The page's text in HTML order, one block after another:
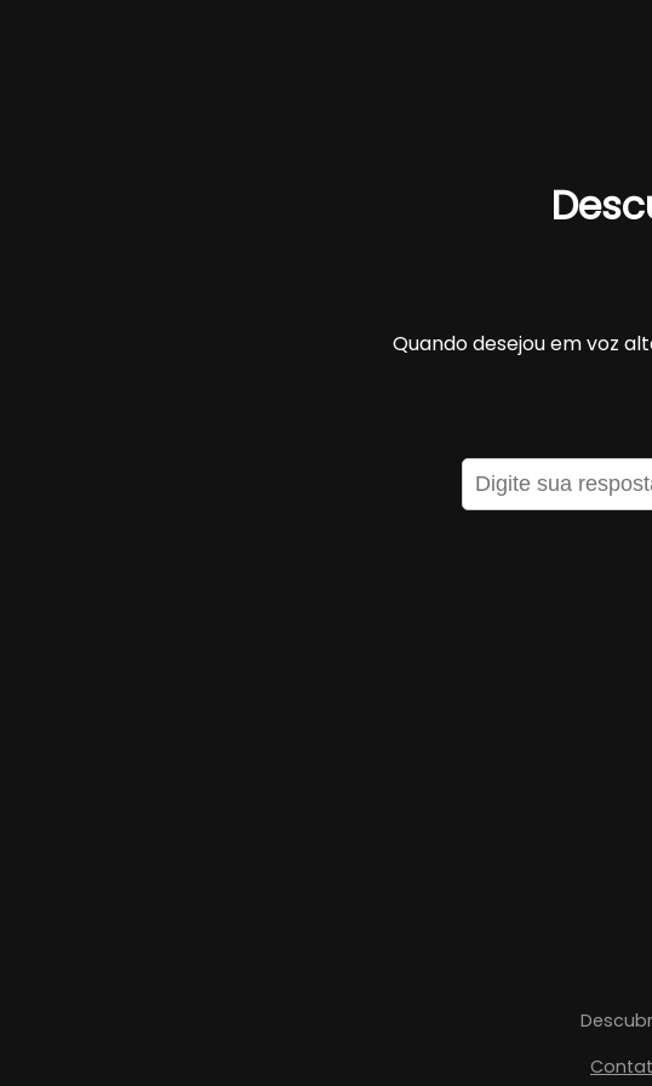
Quando desejou em voz